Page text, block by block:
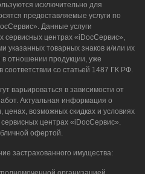
исключительно для
предоставляемые услуги по
Данные услуги
сервисных центрах «iDocСервис»,
указанных товарных знаков и/или их
отношении продукции, уже
соответствии со статьей 1487 ГК РФ.
варьироваться в зависимости от
Актуальная информация о
ценах, возможных скидках и условиях
сервисных центрах «iDocСервис».
офертой.
застрахованного имущества: